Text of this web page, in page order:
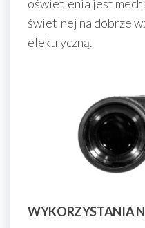
oświetlenia jest
świetlnej na dobrze
elektryczną.
WYKORZYSTANIA